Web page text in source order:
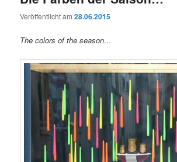
Veröffentlicht am28.06.2015
The colors of the season…